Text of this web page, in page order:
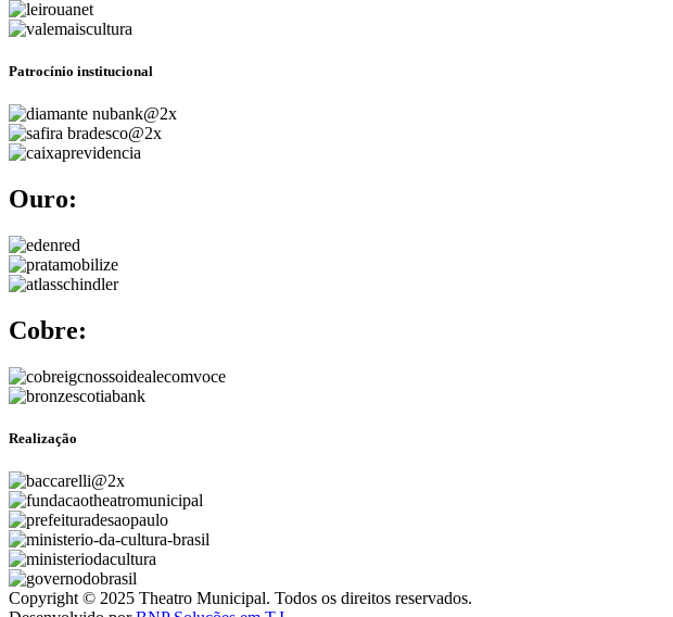
Patrocínio institucional
Ouro:
Cobre:
Realização
Copyright © 2025 Theatro Municipal. Todos os direitos reservados.